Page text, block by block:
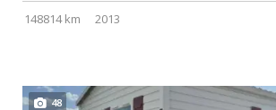
148814 km 2013
48